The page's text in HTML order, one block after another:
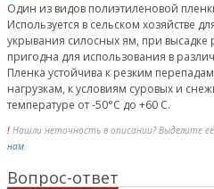
Один из видов полиэтиленовой
Используется в сельском хозяйстве
укрывания силосных ям, при высадке
пригодна для использования в
Пленка устойчива к резким
нагрузкам, к условиям суровых и
температуре от -50°С до +60 С.
! Нашли неточность в описании? Выделите
нам.
Вопрос-ответ